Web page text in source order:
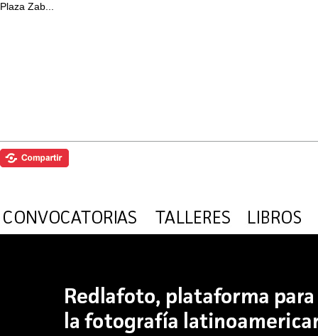
Plaza Zab...